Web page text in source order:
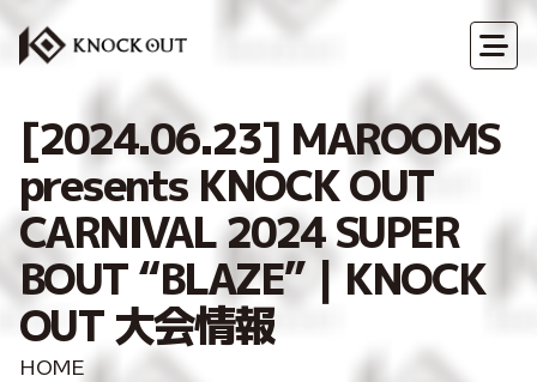
[2024.06.23] MAROOMS
presents KNOCK OUT
CARNIVAL 2024 SUPER
BOUT “BLAZE”｜KNOCK
OUT 大会情報
HOME